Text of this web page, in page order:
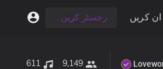
ان کریں رجسٹر کریں۔